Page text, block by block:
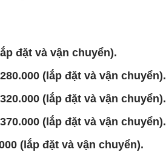
đặt và vận chuyển).
(lắp đặt và vận chuyển).
(lắp đặt và vận chuyển).
(lắp đặt và vận chuyển).
(lắp đặt và vận chuyển).